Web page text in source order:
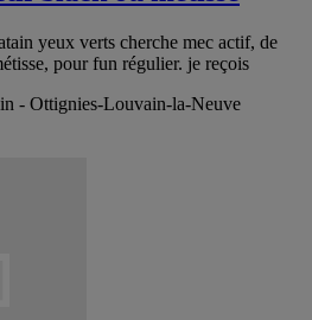
yeux verts cherche mec actif, de
pour fun régulier. je reçois
- Ottignies-Louvain-la-Neuve